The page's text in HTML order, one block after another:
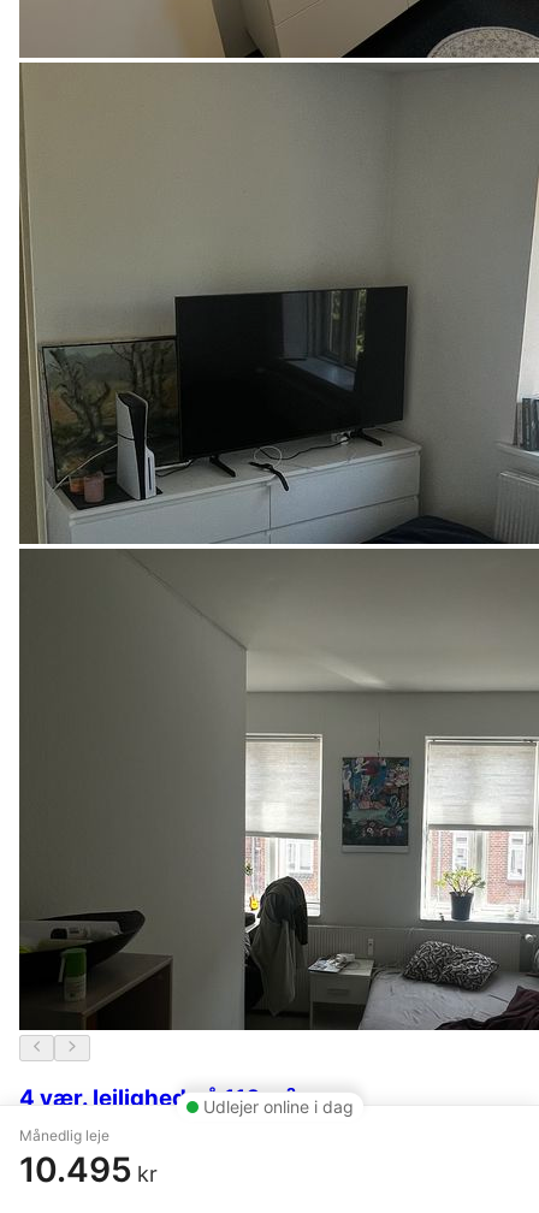
Udlejer online i dag
Månedlig leje
10.495 kr
4 vær. lejlighed på 110 m²
Horsens,Nygade
9.800 kr.4 dage siden